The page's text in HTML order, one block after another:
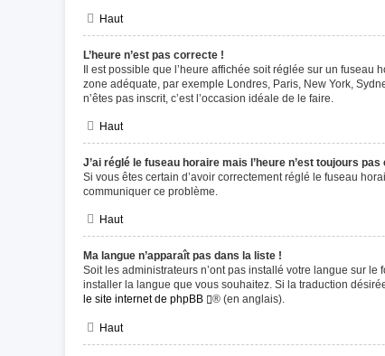
Haut
L’heure n’est pas correcte !
Il est possible que l’heure affichée soit réglée sur un
zone adéquate, par exemple Londres, Paris, New York,
n’êtes pas inscrit, c’est l’occasion idéale de le faire.
Haut
J’ai réglé le fuseau horaire mais l’heure n’est toujours
Si vous êtes certain d’avoir correctement réglé le fuseau
communiquer ce problème.
Haut
Ma langue n’apparaît pas dans la liste !
Soit les administrateurs n’ont pas installé votre langue sur
installer la langue que vous souhaitez. Si la traduction
le site internet de phpBB
® (en anglais).
Haut